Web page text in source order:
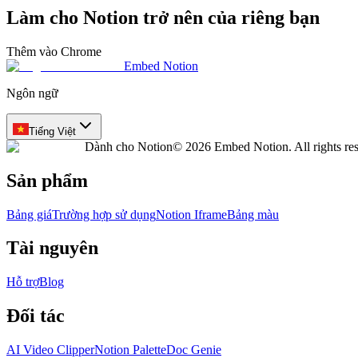
Làm cho Notion trở nên của riêng bạn
Thêm vào Chrome
Embed Notion
Ngôn ngữ
Tiếng Việt
Dành cho Notion© 2026 Embed Notion. All rights
Sản phẩm
Bảng giáTrường hợp sử dụngNotion IframeBảng màu
Tài nguyên
Hỗ trợBlog
Đối tác
AI Video ClipperNotion PaletteDoc Genie